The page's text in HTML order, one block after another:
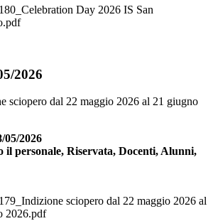
Day 2026 IS San
2026
sciopero dal 22 maggio 2026 al 21 giugno
05/2026
il personale, Riservata, Docenti, Alunni,
sciopero dal 22 maggio 2026 al
2026.pdf